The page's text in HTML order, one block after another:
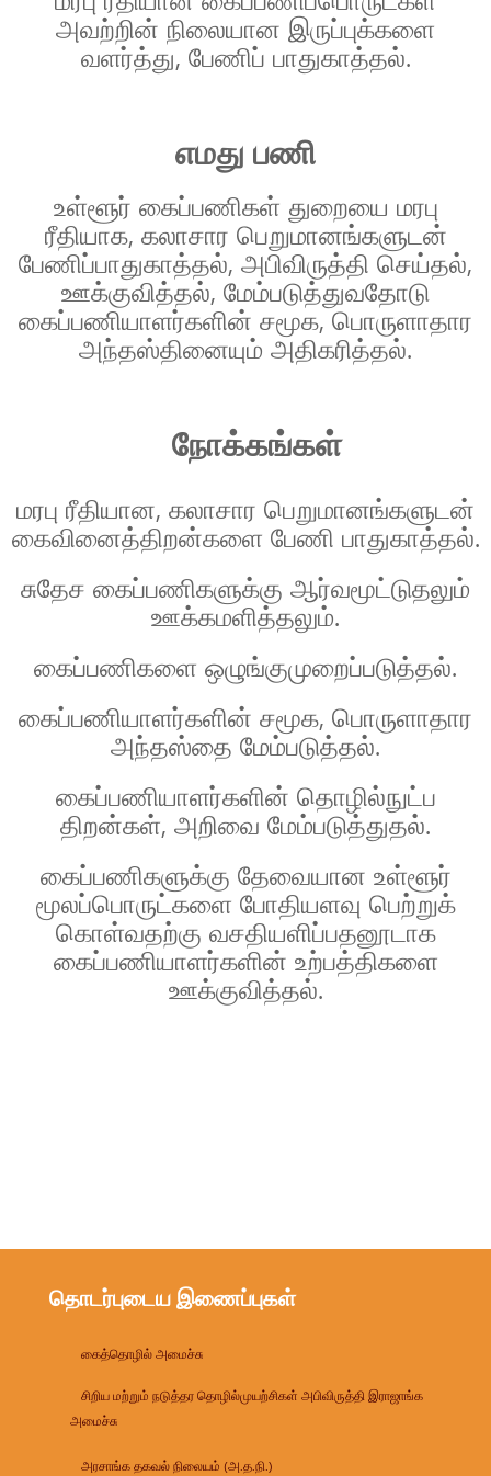
அவற்றின் நிலையான இருப்புக்களை
வளர்த்து, பேணிப் பாதுகாத்தல்.
எமது பணி
உள்ளூர் கைப்பணிகள் துறையை மரபு
ரீதியாக, கலாசார பெறுமானங்களுடன்
பேணிப்பாதுகாத்தல், அபிவிருத்தி செய்தல்,
ஊக்குவித்தல், மேம்படுத்துவதோடு
கைப்பணியாளர்களின் சமூக, பொருளாதார
அந்தஸ்தினையும் அதிகரித்தல்.
நோக்கங்கள்
மரபு ரீதியான, கலாசார பெறுமானங்களுடன்
கைவினைத்திறன்களை பேணி பாதுகாத்தல்.
சுதேச கைப்பணிகளுக்கு ஆர்வமூட்டுதலும்
ஊக்கமளித்தலும்.
கைப்பணிகளை ஒழுங்குமுறைப்படுத்தல்.
கைப்பணியாளர்களின் சமூக, பொருளாதார
அந்தஸ்தை மேம்படுத்தல்.
கைப்பணியாளர்களின் தொழில்நுட்ப
திறன்கள், அறிவை மேம்படுத்துதல்.
கைப்பணிகளுக்கு தேவையான உள்ளூர்
மூலப்பொருட்களை போதியளவு பெற்றுக்
கொள்வதற்கு வசதியளிப்பதனூடாக
கைப்பணியாளர்களின் உற்பத்திகளை
ஊக்குவித்தல்.
தொடர்புடைய இணைப்புகள்
கைத்தொழில் அமைச்சு
சிறிய மற்றும் நடுத்தர தொழில்முயற்சிகள் அபிவிருத்தி இராஜாங்க
அமைச்சு
அரசாங்க தகவல் நிலையம் (அ.த.நி.)